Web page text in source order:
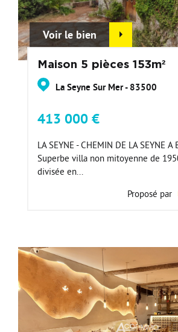
Voir le bien
Maison 5 pièces 153m²
La Seyne Sur Mer - 83500
413 000 €
LA SEYNE - CHEMIN DE LA SEYNE A
Superbe villa non mitoyenne de
divisée en...
Proposé par